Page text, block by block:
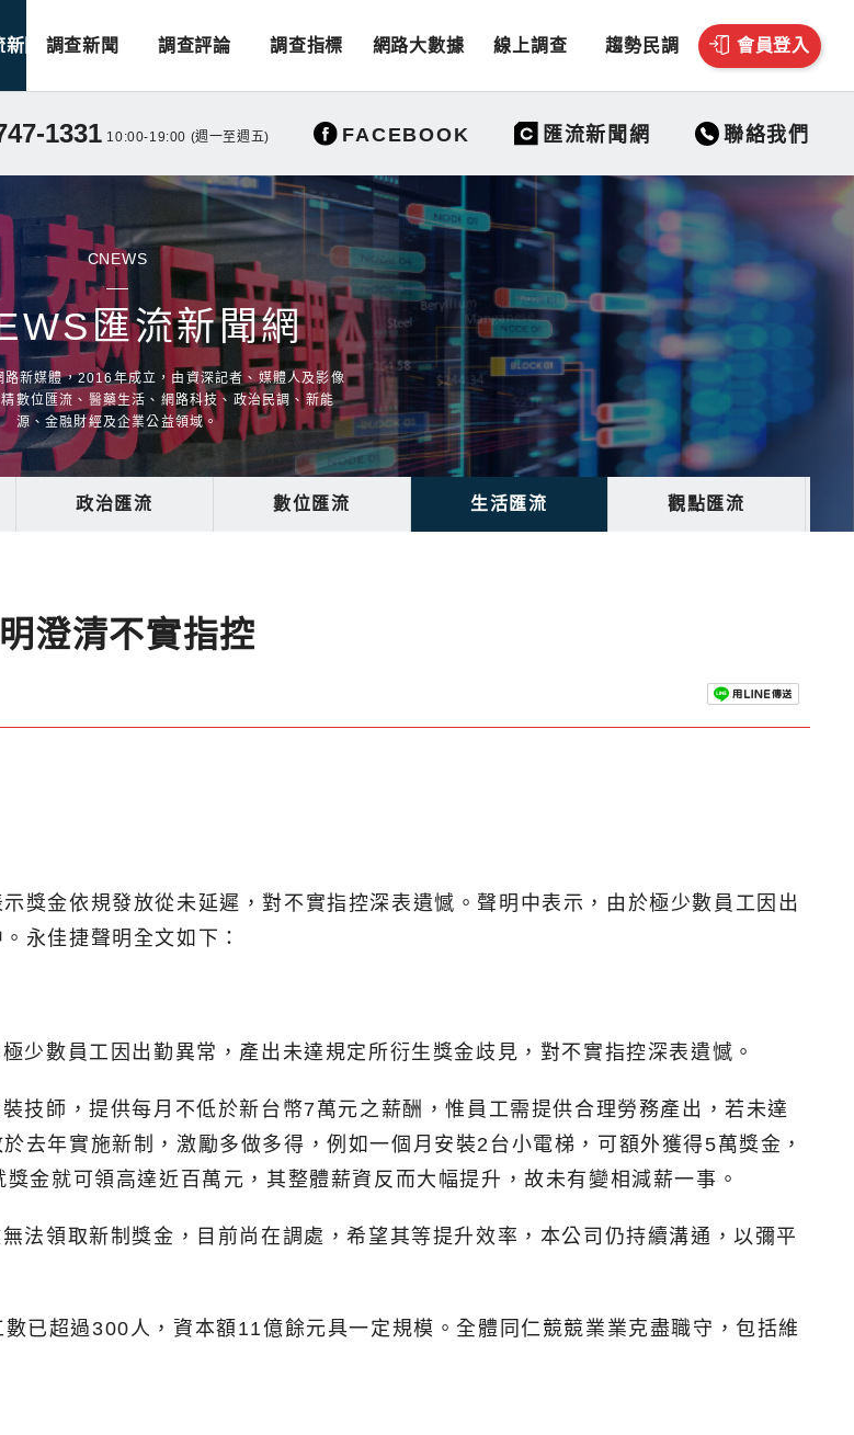
聞 調查新聞 調查評論 調查指標 網路大數據 線上調查 趨勢民調 會員登入
1331 10:00-19:00 (週一至週五) FACEBOOK 匯流新聞網 聯絡我們
CNEWS
匯流新聞網
路新媒體，2016年成立，由資深記者、媒體人及影像
數位匯流、醫藥生活、網路科技、政治民調、新能
源、金融財經及企業公益領域。
政治匯流 數位匯流 生活匯流 觀點匯流
澄清不實指控
獎金依規發放從未延遲，對不實指控深表遺憾。聲明中表示，由於極少數員工因出
永佳捷聲明全文如下：
少數員工因出勤異常，產出未達規定所衍生獎金歧見，對不實指控深表遺憾。
技師，提供每月不低於新台幣7萬元之薪酬，惟員工需提供合理勞務產出，若未達
去年實施新制，激勵多做多得，例如一個月安裝2台小電梯，可額外獲得5萬獎金，
金就可領高達近百萬元，其整體薪資反而大幅提升，故未有變相減薪一事。
法領取新制獎金，目前尚在調處，希望其等提升效率，本公司仍持續溝通，以彌平
已超過300人，資本額11億餘元具一定規模。全體同仁競競業業克盡職守，包括維